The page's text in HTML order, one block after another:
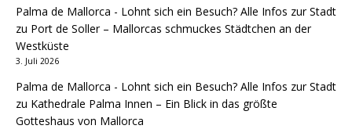
Palma de Mallorca - Lohnt sich ein Besuch? Alle Infos zur Stadt
zu Port de Soller – Mallorcas schmuckes Städtchen an der
Westküste
3. Juli 2026
Palma de Mallorca - Lohnt sich ein Besuch? Alle Infos zur Stadt
zu Kathedrale Palma Innen – Ein Blick in das größte
Gotteshaus von Mallorca